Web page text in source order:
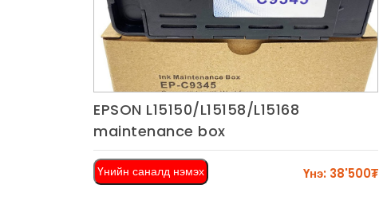
Харах
EPSON L15150/L15158/L15168
maintenance box
Үнийн саналд нэмэх Үнэ: 38'500₮